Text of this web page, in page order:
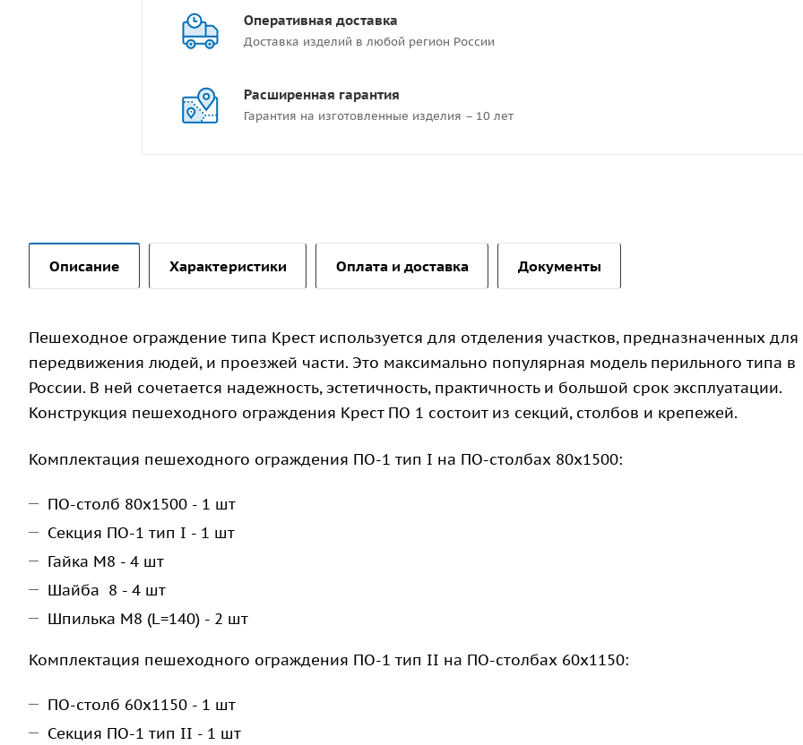
Оперативная доставка
Доставка изделий в любой регион России
Расширенная гарантия
Гарантия на изготовленные изделия – 10 лет
Описание Характеристики Оплата и доставка Документы
Пешеходное ограждение типа Крест используется для отделения участков, предназначенных для
передвижения людей, и проезжей части. Это максимально популярная модель перильного типа в
России. В ней сочетается надежность, эстетичность, практичность и большой срок эксплуатации.
Конструкция пешеходного ограждения Крест ПО 1 состоит из секций, столбов и крепежей.
Комплектация пешеходного ограждения ПО-1 тип I на ПО-столбах 80х1500:
ПО-столб 80х1500 - 1 шт
Секция ПО-1 тип I - 1 шт
Гайка М8 - 4 шт
Шайба 8 - 4 шт
Шпилька М8 (L=140) - 2 шт
Комплектация пешеходного ограждения ПО-1 тип II на ПО-столбах 60х1150:
ПО-столб 60х1150 - 1 шт
Секция ПО-1 тип II - 1 шт